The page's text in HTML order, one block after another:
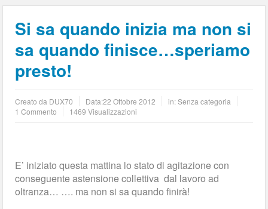
Si sa quando inizia ma non si
sa quando finisce…speriamo
presto!
Creato da DUX70 Data:22 Ottobre 2012
in: Senza categoria
1 Commento
1469 Visualizzazioni
E’ iniziato questa mattina lo stato di agitazione con
conseguente astensione collettiva dal lavoro ad
oltranza… …. ma non si sa quando finirà!